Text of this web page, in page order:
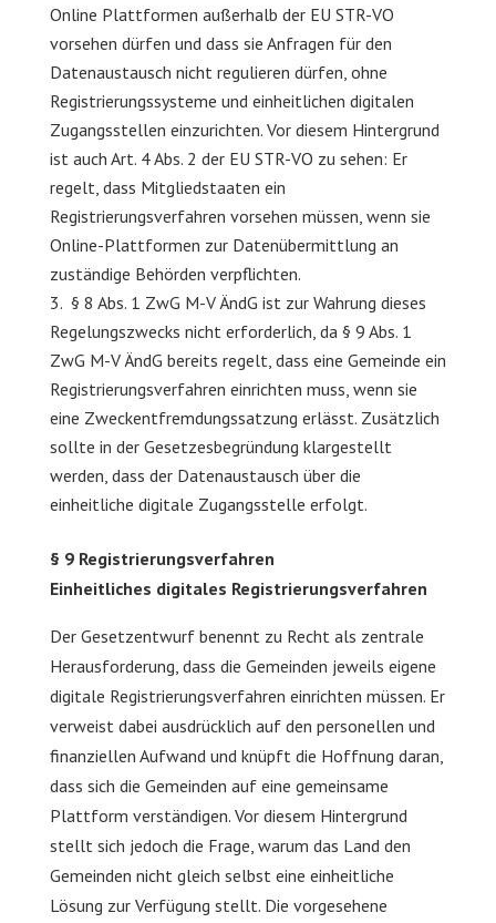
Online Plattformen außerhalb der EU STR-VO
vorsehen dürfen und dass sie Anfragen für den
Datenaustausch nicht regulieren dürfen, ohne
Registrierungssysteme und einheitlichen digitalen
Zugangsstellen einzurichten. Vor diesem Hintergrund
ist auch Art. 4 Abs. 2 der EU STR-VO zu sehen: Er
regelt, dass Mitgliedstaaten ein
Registrierungsverfahren vorsehen müssen, wenn sie
Online-Plattformen zur Datenübermittlung an
zuständige Behörden verpflichten.
§ 8 Abs. 1 ZwG M-V ÄndG ist zur Wahrung dieses
Regelungszwecks nicht erforderlich, da § 9 Abs. 1
ZwG M-V ÄndG bereits regelt, dass eine Gemeinde ein
Registrierungsverfahren einrichten muss, wenn sie
eine Zweckentfremdungssatzung erlässt. Zusätzlich
sollte in der Gesetzesbegründung klargestellt
werden, dass der Datenaustausch über die
einheitliche digitale Zugangsstelle erfolgt.
§ 9 Registrierungsverfahren
Einheitliches digitales Registrierungsverfahren
Der Gesetzentwurf benennt zu Recht als zentrale
Herausforderung, dass die Gemeinden jeweils eigene
digitale Registrierungsverfahren einrichten müssen. Er
verweist dabei ausdrücklich auf den personellen und
finanziellen Aufwand und knüpft die Hoffnung daran,
dass sich die Gemeinden auf eine gemeinsame
Plattform verständigen. Vor diesem Hintergrund
stellt sich jedoch die Frage, warum das Land den
Gemeinden nicht gleich selbst eine einheitliche
Lösung zur Verfügung stellt. Die vorgesehene